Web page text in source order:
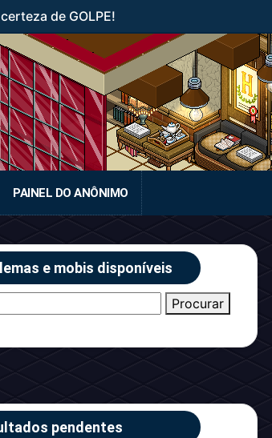
de GOLPE!
PAINEL DO ANÔNIMO
e mobis disponíveis
Procurar
pendentes